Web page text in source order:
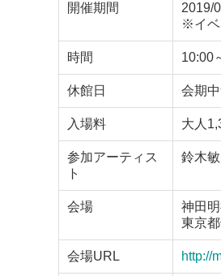
開催期間
2019/
※イベ
時間 10:00
休館日 会期
入場料 大人
参加アーティス
ト
鈴木
会場
神田
東京
会場URL http://